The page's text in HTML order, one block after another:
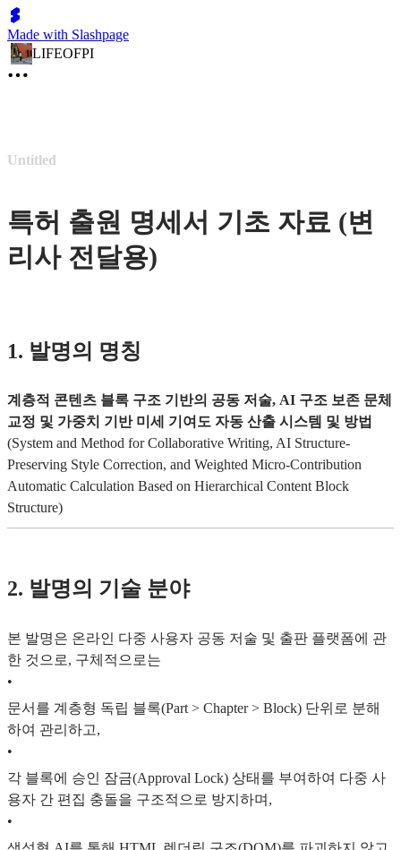
Made with Slashpage
LIFEOFPI
Untitled
특허 출원 명세서 기초 자료 (변
리사 전달용)
1. 발명의 명칭
계층적 콘텐츠 블록 구조 기반의 공동 저술, AI 구조 보존 문체
교정 및 가중치 기반 미세 기여도 자동 산출 시스템 및 방법
(System and Method for Collaborative Writing, AI Structure-
Preserving Style Correction, and Weighted Micro-Contribution
Automatic Calculation Based on Hierarchical Content Block
Structure)
2. 발명의 기술 분야
본 발명은 온라인 다중 사용자 공동 저술 및 출판 플랫폼에 관
한 것으로, 구체적으로는
•
문서를 계층형 독립 블록(Part > Chapter > Block) 단위로 분해
하여 관리하고,
•
각 블록에 승인 잠금(Approval Lock) 상태를 부여하여 다중 사
용자 간 편집 충돌을 구조적으로 방지하며,
•